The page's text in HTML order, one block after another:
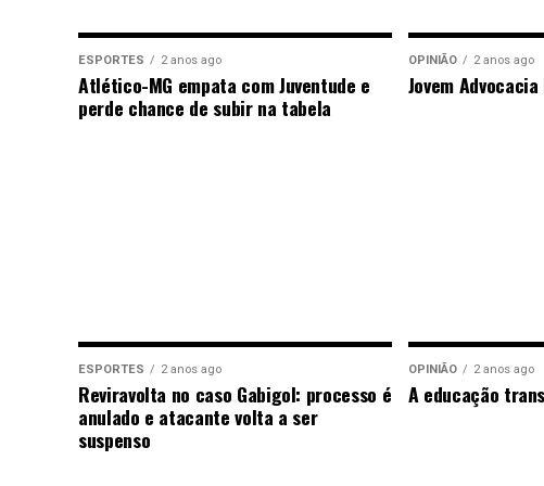
ESPORTES 2 anos ago
Atlético-MG empata com Juventude e
perde chance de subir na tabela
OPINIÃO 2 anos ago
Jovem
ESPORTES 2 anos ago
Reviravolta no caso Gabigol: processo é
anulado e atacante volta a ser
suspenso
OPINIÃO 2 anos ago
A educação